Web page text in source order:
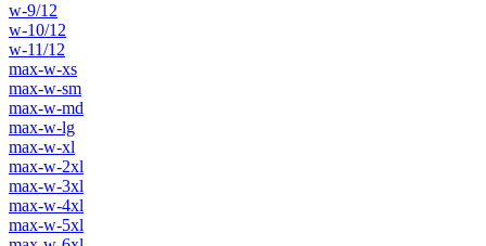
w-9/12
w-10/12
w-11/12
max-w-xs
max-w-sm
max-w-md
max-w-lg
max-w-xl
max-w-2xl
max-w-3xl
max-w-4xl
max-w-5xl